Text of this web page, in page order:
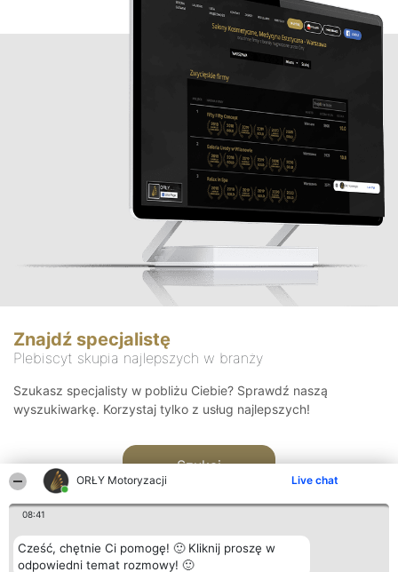
ORŁY Motoryzacji Live chat
08:41
Cześć, chętnie Ci pomogę! 🙂 Kliknij proszę w
odpowiedni temat rozmowy! 🙂
Znajdź specjalistę
Plebiscyt skupia najlepszych w branży
Szukasz specjalisty w pobliżu Ciebie? Sprawdź naszą
wyszukiwarkę. Korzystaj tylko z usług najlepszych!
Szukaj